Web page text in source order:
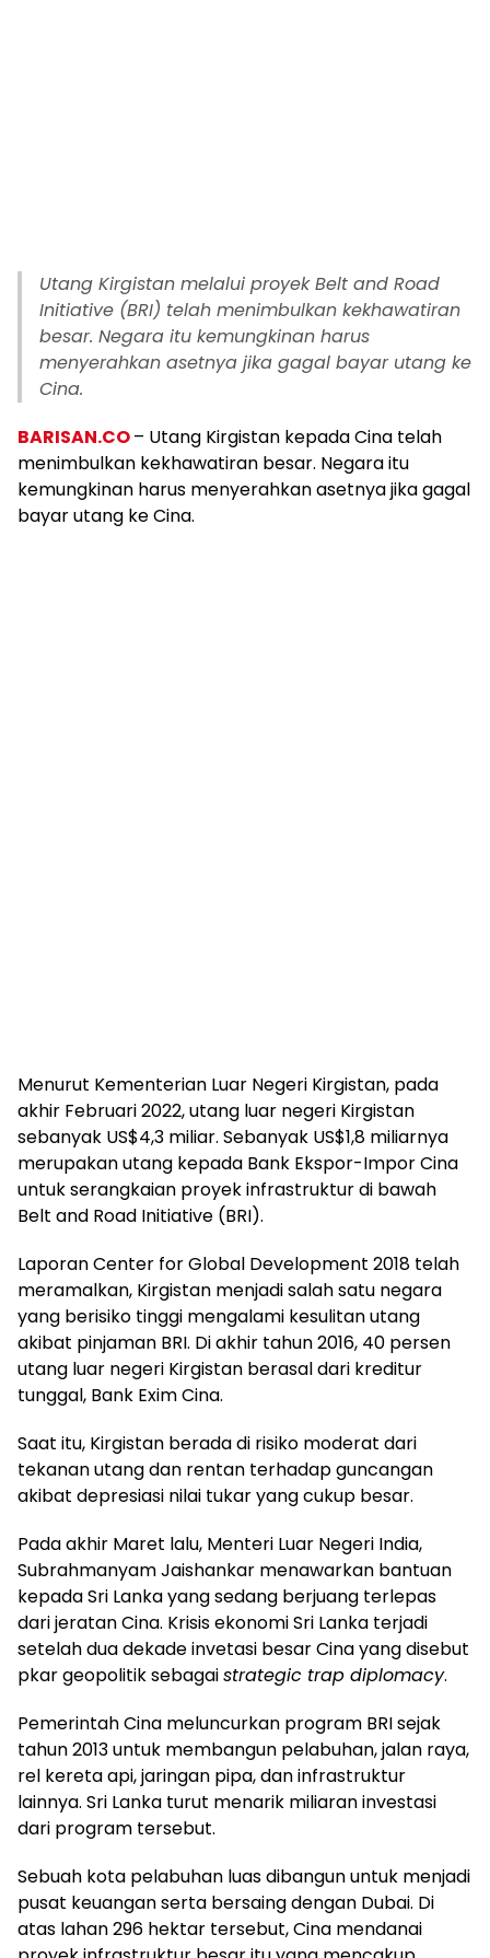
Utang Kirgistan melalui proyek Belt and Road
Initiative (BRI) telah menimbulkan kekhawatiran
besar. Negara itu kemungkinan harus
menyerahkan asetnya jika gagal bayar utang ke
Cina.
BARISAN.CO– Utang Kirgistan kepada Cina telah
menimbulkan kekhawatiran besar. Negara itu
kemungkinan harus menyerahkan asetnya jika gagal
bayar utang ke Cina.
Menurut Kementerian Luar Negeri Kirgistan, pada
akhir Februari 2022, utang luar negeri Kirgistan
sebanyak US$4,3 miliar. Sebanyak US$1,8 miliarnya
merupakan utang kepada Bank Ekspor-Impor Cina
untuk serangkaian proyek infrastruktur di bawah
Belt and Road Initiative (BRI).
Laporan Center for Global Development 2018 telah
meramalkan, Kirgistan menjadi salah satu negara
yang berisiko tinggi mengalami kesulitan utang
akibat pinjaman BRI. Di akhir tahun 2016, 40 persen
utang luar negeri Kirgistan berasal dari kreditur
tunggal, Bank Exim Cina.
Saat itu, Kirgistan berada di risiko moderat dari
tekanan utang dan rentan terhadap guncangan
akibat depresiasi nilai tukar yang cukup besar.
Pada akhir Maret lalu, Menteri Luar Negeri India,
Subrahmanyam Jaishankar menawarkan bantuan
kepada Sri Lanka yang sedang berjuang terlepas
dari jeratan Cina. Krisis ekonomi Sri Lanka terjadi
setelah dua dekade invetasi besar Cina yang disebut
pkar geopolitik sebagaistrategic trap diplomacy.
Pemerintah Cina meluncurkan program BRI sejak
tahun 2013 untuk membangun pelabuhan, jalan raya,
rel kereta api, jaringan pipa, dan infrastruktur
lainnya. Sri Lanka turut menarik miliaran investasi
dari program tersebut.
Sebuah kota pelabuhan luas dibangun untuk menjadi
pusat keuangan serta bersaing dengan Dubai. Di
atas lahan 296 hektar tersebut, Cina mendanai